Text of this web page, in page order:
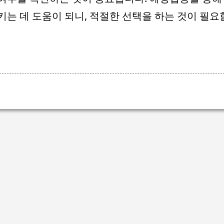
는 데 도움이 되니, 적절한 선택을 하는 것이 필요